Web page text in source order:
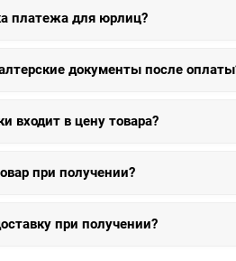
платежа для юрлиц?
документы после
входит в цену товара?
при получении?
при получении?